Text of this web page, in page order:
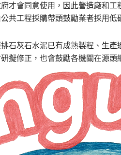
才會同意使用，因此營造廠和
共工程採購帶頭鼓勵業者採用低
石灰石水泥已有成熟製程、生
擬修正，也會鼓勵各機關在源頭